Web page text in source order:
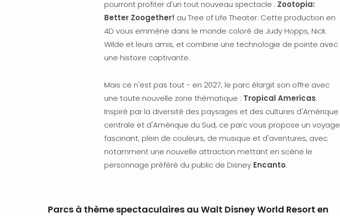
pourront profiter d'un tout nouveau spectacle : Zootopia:
Better Zoogether! au Tree of Life Theater. Cette production en
4D vous emmène dans le monde coloré de Judy Hopps, Nick
Wilde et leurs amis, et combine une technologie de pointe avec
une histoire captivante.
Mais ce n'est pas tout - en 2027, le parc élargit son offre avec
une toute nouvelle zone thématique : Tropical Americas.
Inspiré par la diversité des paysages et des cultures d'Amérique
centrale et d'Amérique du Sud, ce parc vous propose un voyage
fascinant, plein de couleurs, de musique et d'aventures, avec
notamment une nouvelle attraction mettant en scène le
personnage préféré du public de Disney Encanto.
Parcs à thème spectaculaires au Walt Disney World Resort en